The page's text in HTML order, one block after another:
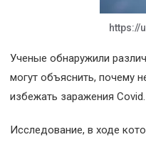
https://
Ученые обнаружили
могут объяснить, почему
избежать заражения Covid.
Исследование, в ходе